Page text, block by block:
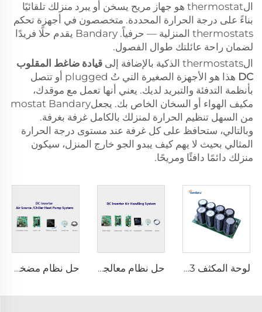
الthermostat هو جهاز مريح يسخن أو يبرد منزلك تلقائيًا
بناءً على درجة الحرارة المحددة. متخصصون في أجهزة تحكم
thermostats المنزلية — حرفياً. Bandary يقدم حلًا فريدًا
لضمان راحة عائلتك طوال الفصول.
الthermostats الذكية بالإضافة إلى
قيادة ضاغط المقلوب
DC
هذا هو الأجهزة الصغيرة التي تُ plugged أو تتصل
بأنظمة التدفئة والتبريد لديك. يعني أنها تعمل مع موقدك،
مكيف الهواء أو السخان الخاص بك. يجعلmostat Bandary
من السهل تنظيم الحرارة لمنزلك بالكامل غرفة بغرفة.
وبالتالي، ستحافظ على كل غرفة عند مستوى درجة الحرارة
المثالي بحيث لا يهم كيف يبدو الجو خارج المنزل، سيكون
منزلك دائمًا دافئًا ومريحًا.
لوحة المكثف FCC03 حل نظام معالجة الهواء مع عاكس DC حل نظام مضخة حرارة مصدر الهواء/التبريد مع عاكس DC